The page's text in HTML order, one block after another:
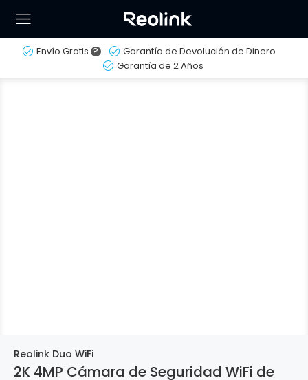
Envío Gratis ?
Garantía de Devolución de Dinero
Garantía de 2 Años
Reolink Duo WiFi
2K 4MP Cámara de Seguridad WiFi de